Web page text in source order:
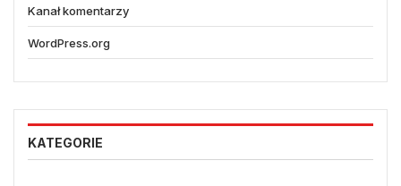
Kanał komentarzy
WordPress.org
KATEGORIE